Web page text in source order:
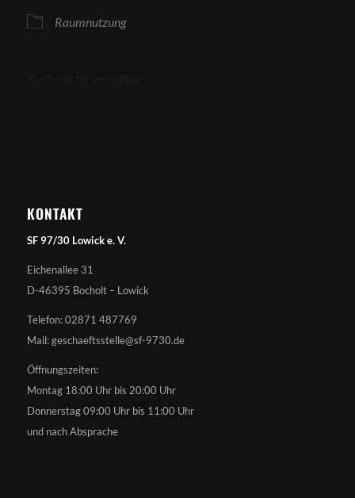
Raumnutzung
KONTAKT
SF 97/30 Lowick e. V.
Eichenallee 31
D-46395 Bocholt – Lowick
Telefon: 02871 487769
Mail: geschaeftsstelle@sf-9730.de
Öffnungszeiten:
Montag 18:00 Uhr bis 20:00 Uhr
Donnerstag 09:00 Uhr bis 11:00 Uhr
und nach Absprache